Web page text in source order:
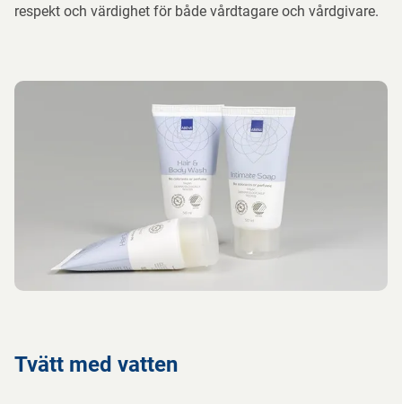
respekt och värdighet för både vårdtagare och vårdgivare.
Tvätt med vatten